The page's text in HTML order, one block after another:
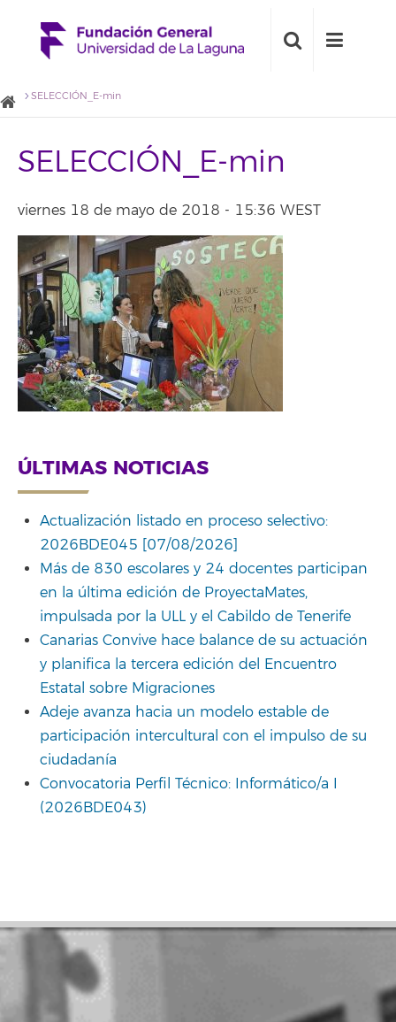
SELECCIÓN_E-min
SELECCIÓN_E-min
viernes 18 de mayo de 2018 - 15:36 WEST
ÚLTIMAS NOTICIAS
Actualización listado en proceso selectivo:
2026BDE045 [07/08/2026]
Más de 830 escolares y 24 docentes participan
en la última edición de ProyectaMates,
impulsada por la ULL y el Cabildo de Tenerife
Canarias Convive hace balance de su actuación
y planifica la tercera edición del Encuentro
Estatal sobre Migraciones
Adeje avanza hacia un modelo estable de
participación intercultural con el impulso de su
ciudadanía
Convocatoria Perfil Técnico: Informático/a I
(2026BDE043)